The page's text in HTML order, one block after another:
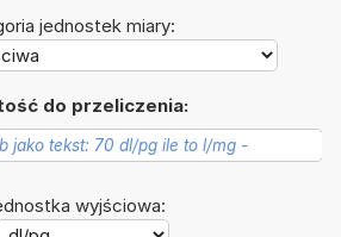
jednostek miary:
do przeliczenia:
wyjściowa: